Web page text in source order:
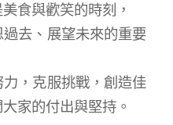
食與歡笑的時刻，
去、展望未來的重要
，克服挑戰，創造佳
家的付出與堅持。